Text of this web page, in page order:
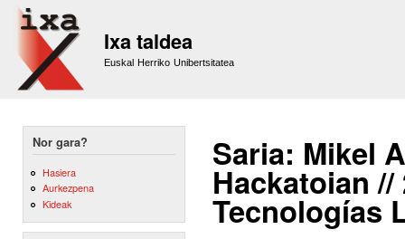
Ixa taldea
Euskal Herriko Unibertsitatea
Nor gara?
Hasiera
Aurkezpena
Kideak
Saria: Mikel
Hackatoian
Tecnologías